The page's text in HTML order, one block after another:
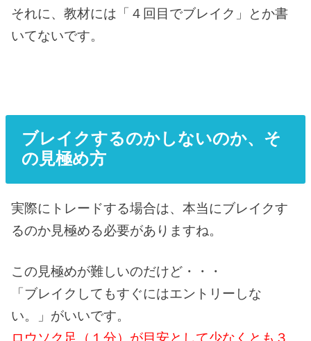
それに、教材には「４回目でブレイク」とか書
いてないです。
ブレイクするのかしないのか、そ
の見極め方
実際にトレードする場合は、本当にブレイクす
るのか見極める必要がありますね。
この見極めが難しいのだけど・・・
「ブレイクしてもすぐにはエントリーしな
い。」がいいです。
ロウソク足（１分）が目安として少なくとも３